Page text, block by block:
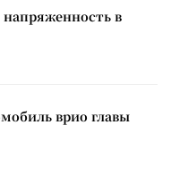
напряженность в
врио главы